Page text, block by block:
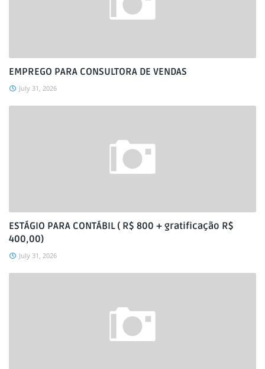
EMPREGO PARA CONSULTORA DE VENDAS
July 31, 2026
ESTÁGIO PARA CONTÁBIL ( R$ 800 + gratificação R$
400,00)
July 31, 2026